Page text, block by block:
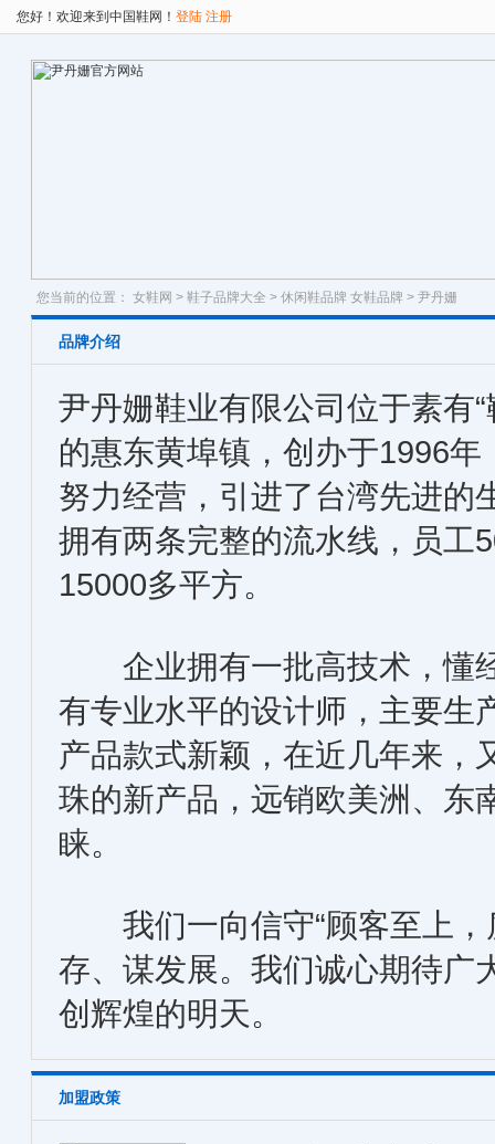
您好！欢迎来到中国鞋网！ 登陆 注册
您当前的位置： 女鞋网 > 鞋子品牌大全 > 休闲鞋品牌 女鞋品牌 > 尹丹姗
品牌介绍
尹丹姗鞋业有限公司位于素有
的惠东黄埠镇，创办于1996年
努力经营，引进了台湾先进的
拥有两条完整的流水线，员工
15000多平方。
企业拥有一批高技术，懂
有专业水平的设计师，主要生
产品款式新颖，在近几年来，
珠的新产品，远销欧美洲、东
睐。
我们一向信守“顾客至上，
存、谋发展。我们诚心期待广
创辉煌的明天。
加盟政策